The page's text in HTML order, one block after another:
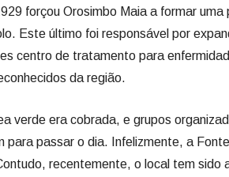
forçou Orosimbo Maia a formar uma
Este último foi responsável por
centro de tratamento para
da região.
verde era cobrada, e grupos
para passar o dia. Infelizmente, a
recentemente, o local tem sido